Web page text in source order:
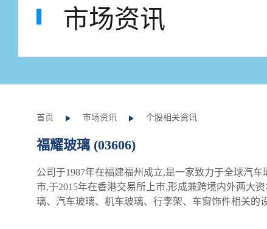
市场资讯
首页 市场资讯 个股相关资讯
福耀玻璃 (03606)
公司于1987年在福建福州成立,是一家致力于全球汽
市,于2015年在香港交易所上市,形成兼跨境内外两大
璃、汽车玻璃、机车玻璃、行李架、车窗饰件相关的